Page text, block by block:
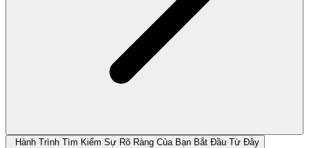
Hành Trình Tìm Kiếm Sự Rõ Ràng Của Bạn Bắt Đầu Từ Đây